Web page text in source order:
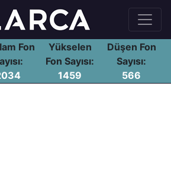
Fon
Yükselen
Fon Sayısı:
1459
Düşen Fon
Sayısı:
566